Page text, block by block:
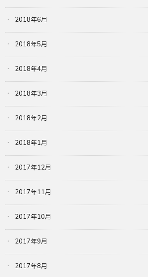
2018年6月
2018年5月
2018年4月
2018年3月
2018年2月
2018年1月
2017年12月
2017年11月
2017年10月
2017年9月
2017年8月